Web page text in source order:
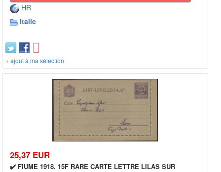
HR
Italie
+ ajout à ma sélection
25,37 EUR
✔️ FIUME 1918. 15F RARE CARTE LETTRE LILAS SUR